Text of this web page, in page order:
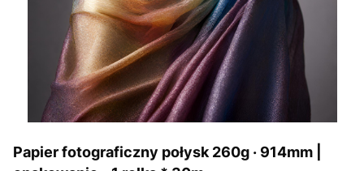
Papier fotograficzny połysk 260g · 914mm |